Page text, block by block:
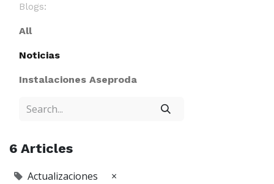
Blogs:
All
Noticias
Instalaciones Aseproda
6 Articles
Actualizaciones ×